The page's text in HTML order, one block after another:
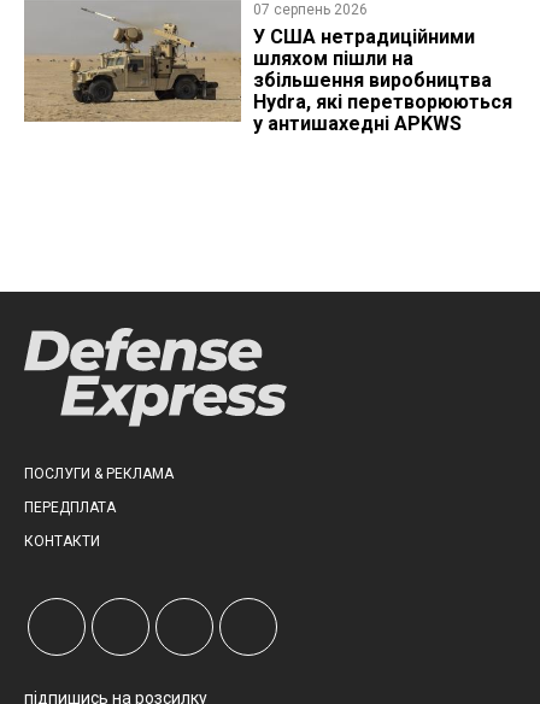
07 серпень 2026
У США нетрадиційними
шляхом пішли на
збільшення виробництва
Hydra, які перетворюються
у антишахедні APKWS
ПОСЛУГИ & РЕКЛАМА
ПЕРЕДПЛАТА
КОНТАКТИ
підпишись на розсилку